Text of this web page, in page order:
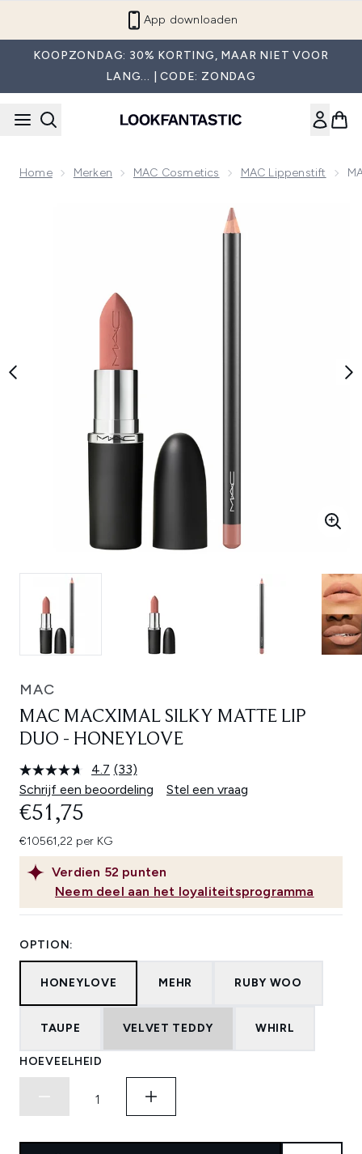
App downloaden
KOOPZONDAG: 30% KORTING, MAAR NIET VOOR
LANG... | CODE: ZONDAG
Home Merken MAC Cosmetics MAC Lippenstift
MAC
MAC MACXIMAL SILKY MATTE LIP
DUO - HONEYLOVE
4.7 Lees
33
beoordelingen.
(33)
Schrijf een beoordeling
Stel een vraag
Verdien 52 punten
Neem deel aan het loyaliteitsprogramma
€51,75
€10561,22 per KG
OPTION:
HONEYLOVE MEHR RUBY WOO
TAUPE VELVET TEDDY WHIRL
HOEVEELHEID